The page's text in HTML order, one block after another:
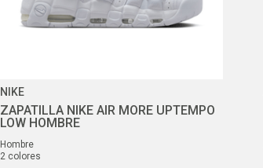
NIKE
ZAPATILLA NIKE AIR MORE UPTEMPO
LOW HOMBRE
hombre
2 colores